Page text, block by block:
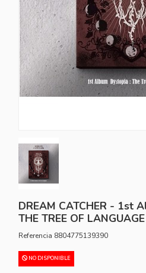
DREAM CATCHER - 1st
THE TREE OF
Referencia 8804775139390
NO DISPONIBLE